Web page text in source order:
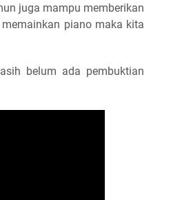
juga mampu memberikan
piano maka kita
belum ada pembuktian